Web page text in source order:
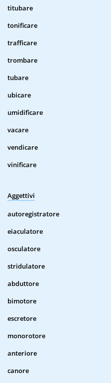
titubare
tonificare
trafficare
trombare
tubare
ubicare
umidificare
vacare
vendicare
vinificare
Aggettivi
autoregistratore
eiaculatore
osculatore
stridulatore
abduttore
bimotore
escretore
monorotore
anteriore
canore